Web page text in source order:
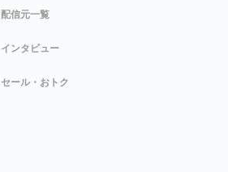
配信元一覧
インタビュー
セール・おトク